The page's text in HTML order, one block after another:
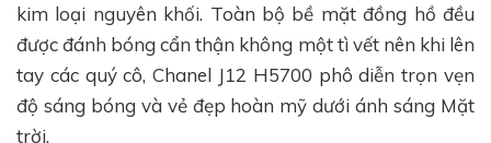
kim loại nguyên khối. Toàn bộ bề mặt đồng hồ đều
được đánh bóng cẩn thận không một tì vết nên khi lên
tay các quý cô, Chanel J12 H5700 phô diễn trọn vẹn
độ sáng bóng và vẻ đẹp hoàn mỹ dưới ánh sáng Mặt
trời.